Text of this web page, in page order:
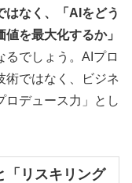
はなく、「AIをどう
を最大化するか」
るでしょう。AIプロ
術ではなく、ビジネ
ロデュース力」とし
「リスキリング